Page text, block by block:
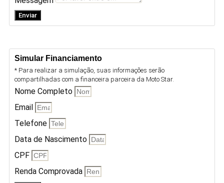
Enviar
Simular Financiamento
* Para realizar a simulação, suas informações serão
compartilhadas com a financeira parceira da Moto Star.
Nome Completo
Email
Telefone
Data de Nascimento
CPF
Renda Comprovada